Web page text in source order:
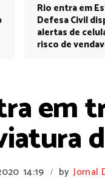
Rio entra em
Defesa Civil
alertas de
risco de
em
14:19 / by Jornal